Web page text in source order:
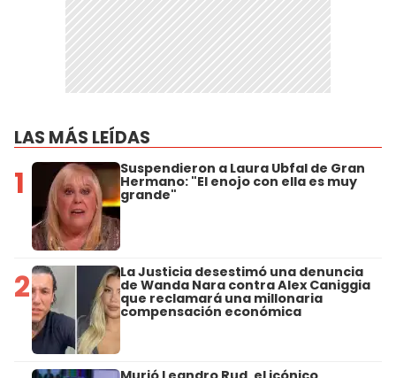
LAS MÁS LEÍDAS
1 Suspendieron a Laura Ubfal de Gran
Hermano: "El enojo con ella es muy
grande"
2 La Justicia desestimó una denuncia
de Wanda Nara contra Alex Caniggia
que reclamará una millonaria
compensación económica